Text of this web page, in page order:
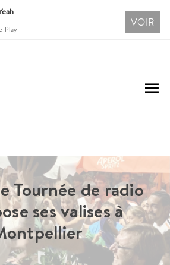
Tournée de radio
ses valises à
Play
VOIR